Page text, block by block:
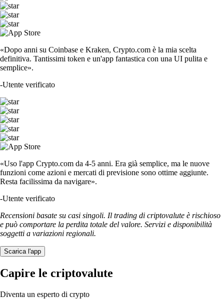
«Dopo anni su Coinbase e Kraken, Crypto.com è la mia scelta
definitiva. Tantissimi token e un'app fantastica con una UI pulita e
semplice».
-Utente verificato
«Uso l'app Crypto.com da 4-5 anni. Era già semplice, ma le nuove
funzioni come azioni e mercati di previsione sono ottime aggiunte.
Resta facilissima da navigare».
-Utente verificato
Recensioni basate su casi singoli. Il trading di criptovalute è rischioso
e può comportare la perdita totale del valore. Servizi e disponibilità
soggetti a variazioni regionali.
Scarica l'app
Capire le criptovalute
Diventa un esperto di crypto